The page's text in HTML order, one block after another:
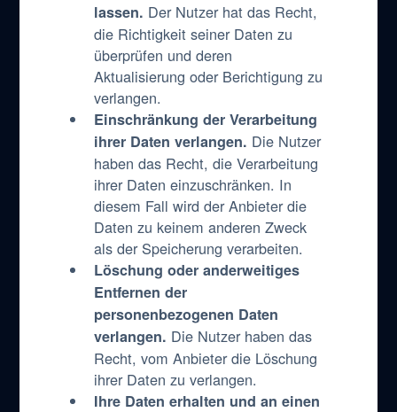
lassen. Der Nutzer hat das Recht,
die Richtigkeit seiner Daten zu
überprüfen und deren
Aktualisierung oder Berichtigung zu
verlangen.
Einschränkung der Verarbeitung
ihrer Daten verlangen. Die Nutzer
haben das Recht, die Verarbeitung
ihrer Daten einzuschränken. In
diesem Fall wird der Anbieter die
Daten zu keinem anderen Zweck
als der Speicherung verarbeiten.
Löschung oder anderweitiges
Entfernen der
personenbezogenen Daten
verlangen. Die Nutzer haben das
Recht, vom Anbieter die Löschung
ihrer Daten zu verlangen.
Ihre Daten erhalten und an einen